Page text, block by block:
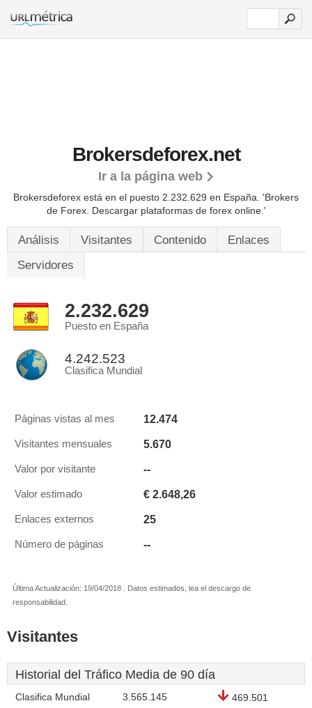
Brokersdeforex.net
Ir a la página web
Brokersdeforex está en el puesto 2.232.629 en España. 'Brokers
de Forex. Descargar plataformas de forex online.'
Análisis Visitantes Contenido
Enlaces
Servidores
2.232.629
Puesto en España
4.242.523
Clasifica Mundial
Páginas vistas al mes 12.474
Visitantes mensuales 5.670
Valor por visitante --
Valor estimado € 2.648,26
Enlaces externos 25
Número de páginas --
Última Actualización: 19/04/2018 . Datos estimados, lea el descargo de
responsabilidad.
Visitantes
Historial del Tráfico Media de 90 día
Clasifica Mundial 3.565.145 469.501